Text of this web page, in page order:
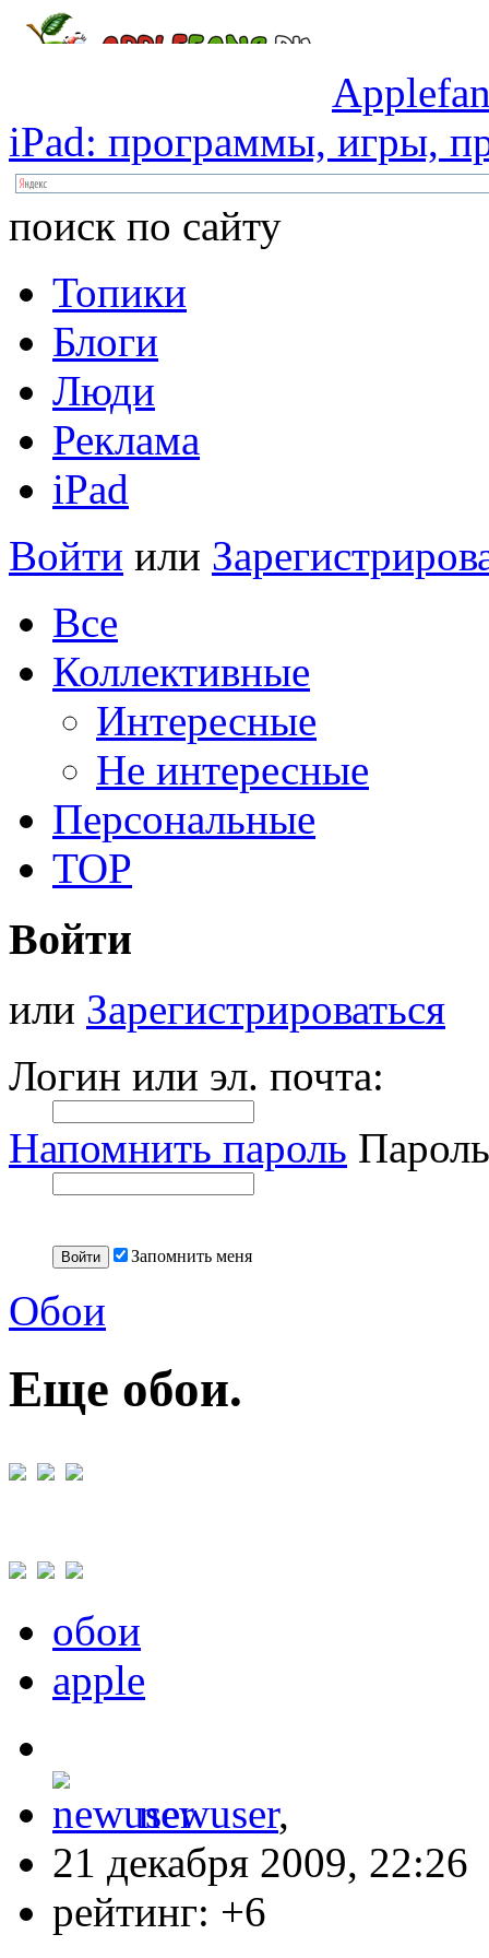
iPad: программы, игры,
поиск по сайту
Топики
Блоги
Люди
Реклама
iPad
Войти или
Все
Коллективные
Интересные
Не интересные
Персональные
TOP
Войти
или Зарегистрироваться
Логин или эл. почта:
Напомнить пароль
Запомнить меня
Обои
Еще обои.
обои
apple
newuser,
21 декабря 2009, 22:26
рейтинг: +6